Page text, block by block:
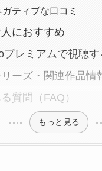
ガティブな口コミ
におすすめ
プレミアムで視聴す
ーズ・関連作品情
質問（FAQ）
もっと見る